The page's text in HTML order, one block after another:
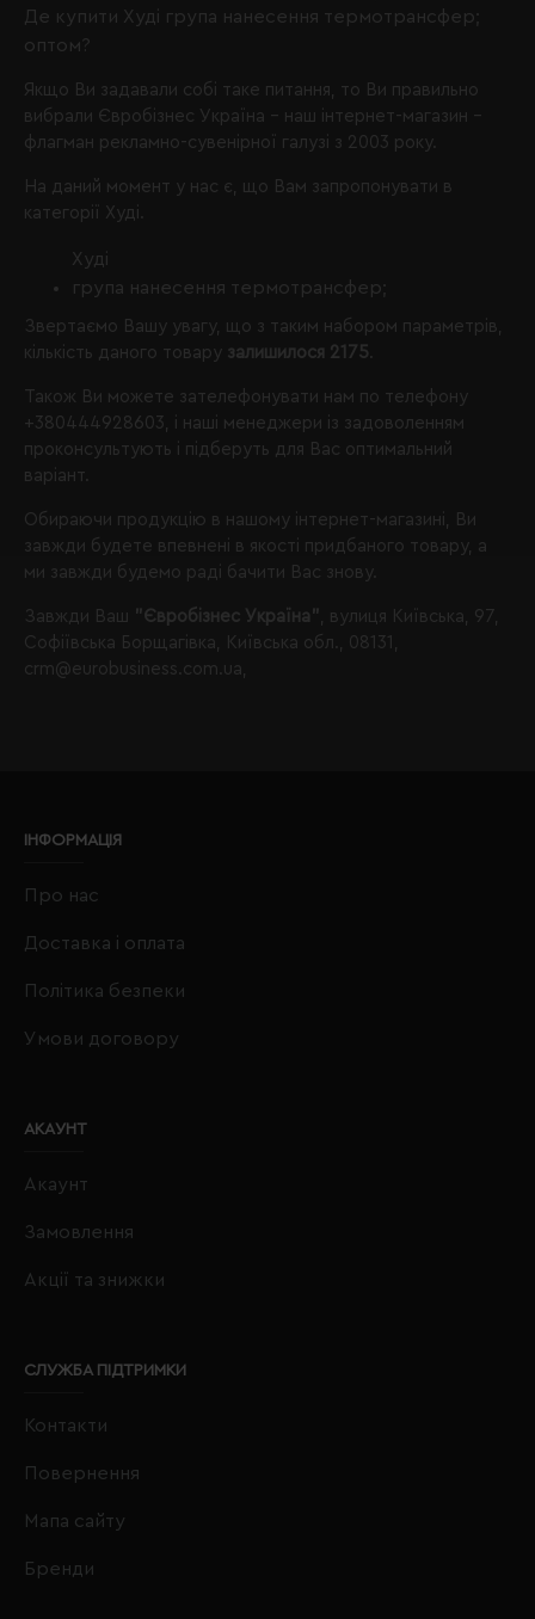
Де купити Худі група нанесення термотрансфер;
оптом?
Якщо Ви задавали собі таке питання, то Ви правильно
вибрали Євробізнес Україна - наш інтернет-магазин -
флагман рекламно-сувенірної галузі з 2003 року.
На даний момент у нас є, що Вам запропонувати в
категорії Худі.
Худі
група нанесення термотрансфер;
Звертаємо Вашу увагу, що з таким набором параметрів,
кількість даного товару залишилося 2175
Також Ви можете зателефонувати нам по телефону
+380444928603 , і наші менеджери із задоволенням
проконсультують і підберуть для Вас оптимальний
варіант.
Обираючи продукцію в нашому інтернет-магазині, Ви
завжди будете впевнені в якості придбаного товару, а
ми завжди будемо раді бачити Вас знову.
Завжди Ваш "Євробізнес Україна"
, вулиця Київська, 97,
Софіївська Борщагівка, Київська обл., 08131,
crm@eurobusiness.com.ua,
ІНФОРМАЦІЯ
Про нас
Доставка і оплата
Політика безпеки
Умови договору
АКАУНТ
Акаунт
Замовлення
Акції та знижки
СЛУЖБА ПІДТРИМКИ
Контакти
Повернення
Мапа сайту
Бренди